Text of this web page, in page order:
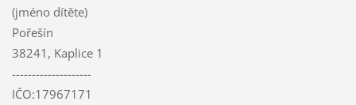
(jméno dítěte)
Pořešín
38241, Kaplice 1
--------------------
IČO:17967171